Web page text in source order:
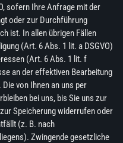
sofern Ihre Anfrage mit der
oder zur Durchführung
ist. In allen übrigen Fällen
(Art. 6 Abs. 1 lit. a DSGVO)
(Art. 6 Abs. 1 lit. f
an der effektiven Bearbeitung
von Ihnen an uns per
bei uns, bis Sie uns zur
Speicherung widerrufen oder
(z. B. nach
Zwingende gesetzliche